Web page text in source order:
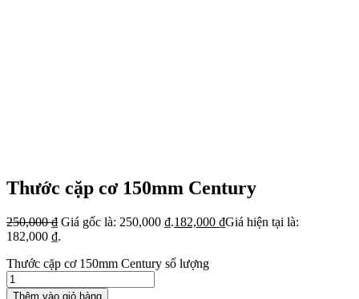
Thước cặp cơ 150mm Century
250,000₫ Giá gốc là: 250,000 ₫.182,000 ₫Giá hiện tại là:
182,000 ₫.
Thước cặp cơ 150mm Century số lượng
Thêm vào giỏ hàng